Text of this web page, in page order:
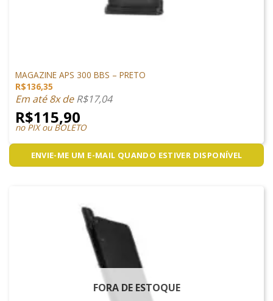
MAGAZINE APS 300 BBS – PRETO
R$136,35
Em até 8x deR$17,04
R$115,90
no PIX ou BOLETO
ENVIE-ME UM E-MAIL QUANDO ESTIVER DISPONÍVEL
FORA DE ESTOQUE